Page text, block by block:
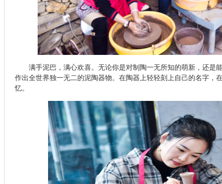
满手泥巴，满心欢喜。无论你是对制陶一无所知的萌新，还是
作出全世界独一无二的泥陶器物。在陶器上轻轻刻上自己的名字，
忆。